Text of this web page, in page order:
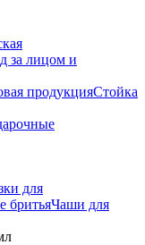
за лицом и
продукцияСтойка
для
бритьяЧаши для